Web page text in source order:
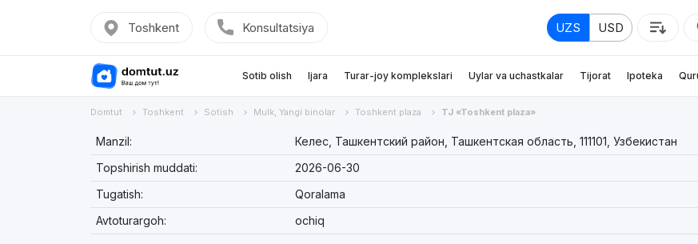
Toshkent Konsultatsiya UZS USD
Sotib olish Ijara Turar-joy komplekslari Uylar va uchastkalar Tijorat Ipoteka
Domtut Toshkent Sotish Mulk, Yangi binolar Toshkent plaza TJ «Toshkent plaza»
Manzil:
Келес, Ташкентский район, Ташкентская область, 111101, Узбекистан
Topshirish muddati:
2026-06-30
Tugatish:
Qoralama
Avtoturargoh:
ochiq